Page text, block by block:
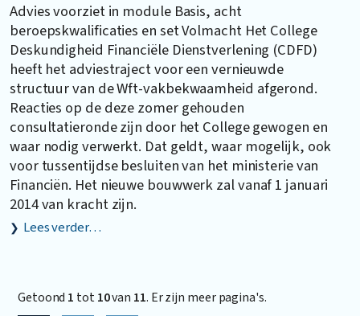
Advies voorziet in module Basis, acht
beroepskwalificaties en set Volmacht Het College
Deskundigheid Financiële Dienstverlening (CDFD)
heeft het adviestraject voor een vernieuwde
structuur van de Wft-vakbekwaamheid afgerond.
Reacties op de deze zomer gehouden
consultatieronde zijn door het College gewogen en
waar nodig verwerkt. Dat geldt, waar mogelijk, ook
voor tussentijdse besluiten van het ministerie van
Financiën. Het nieuwe bouwwerk zal vanaf 1 januari
2014 van kracht zijn.
Lees verder…
Getoond 1 tot10van 11. Er zijn meer pagina's.